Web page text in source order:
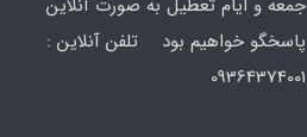
پاسخگو خواهیم بود تلفن آنلاین :